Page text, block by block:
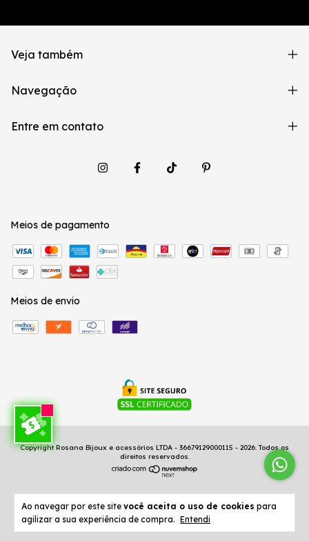
Ao navegar por este site você aceita o uso de cookies para
agilizar a sua experiência de compra. Entendi
Veja também
Navegação
Entre em contato
Meios de pagamento
Meios de envio
Copyright Rosana Bijoux e acessórios LTDA - 36679129000115 - 2026. Todos os
direitos reservados.